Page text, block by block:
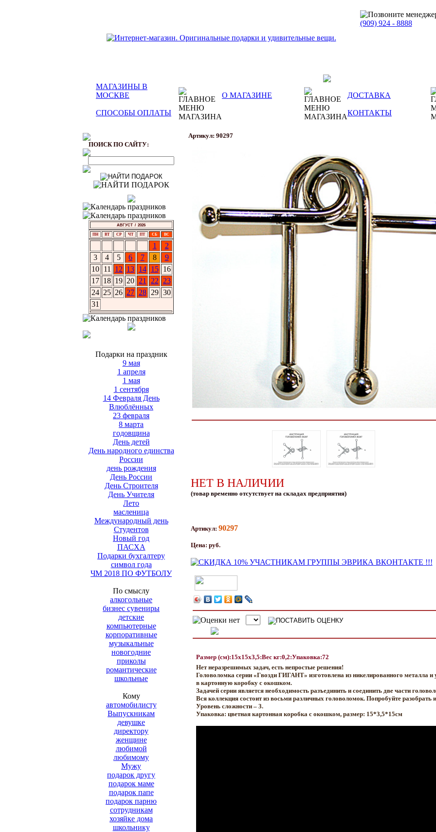
(909) 924 - 8888
МАГАЗИНЫ В
МОСКВЕ
О МАГАЗИНЕ ДОСТАВКА
СПОСОБЫ ОПЛАТЫ КОНТАКТЫ
ПОИСК ПО САЙТУ:
АВГУСТ / 2026
ПН ВТ СР ЧТ ПТ СБ ВС
1
2
3
4 5 6 7 8
9
10 11 12 13 14 15
16
17 18 19 20 21 22
23
24 25 26 27 28 29 30
31
Подарки на праздник
9 мая
1 апреля
1 мая
1 сентября
14 Февраля День
Влюблённых
23 февраля
8 марта
годовщина
День детей
День народного единства
России
день рождения
День России
День Строителя
День Учителя
Лето
масленица
Международный день
Студентов
Новый год
ПАСХА
Подарки бухгалтеру
символ года
ЧМ 2018 ПО ФУТБОЛУ
По смыслу
алкогольные
бизнес сувениры
детские
компьютерные
корпоративные
музыкальные
новогодние
приколы
романтические
школьные
Кому
автомобилисту
Выпускникам
девушке
директору
женщине
любимой
любимому
Мужу
подарок другу
подарок маме
подарок папе
подарок парню
сотрудникам
хозяйке дома
школьнику
Артикул: 90297
НЕТ В НАЛИЧИИ
(товар временно отсутствует на складах предприятия)
Артикул: 90297
Цена: руб.
Размер (см):15x15x3,5:Вес кг:0,2:Упаковка:72
Нет неразрешимых задач, есть непростые решения!
Головоломка серии «Гвозди ГИГАНТ» изготовлена из никелированного металла и
в картонную коробку с окошком.
Задачей серии является необходимость разъединить и соединить две части
Вся коллекция состоит из восьми различных головоломок. Попробуйте разобрать
Уровень сложности – 3.
Упаковка: цветная картонная коробка с окошком, размер: 15*3,5*15см